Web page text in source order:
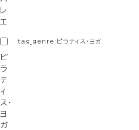
レ
エ
tag_genre:ピラティス・ヨガ
ピ
ラ
テ
ィ
ス・
ヨ
ガ